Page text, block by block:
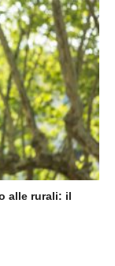
alle rurali: il